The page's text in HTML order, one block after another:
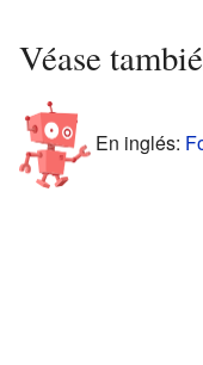
Véase
En inglés: